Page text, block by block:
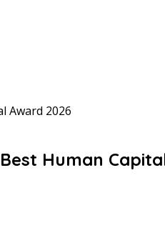
Award 2026
Human